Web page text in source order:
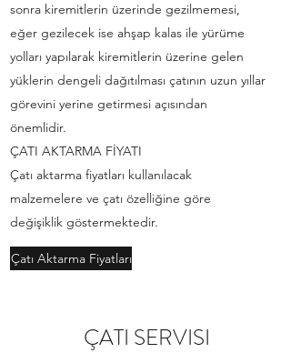
sonra kiremitlerin üzerinde gezilmemesi,
eğer gezilecek ise ahşap kalas ile yürüme
yolları yapılarak kiremitlerin üzerine gelen
yüklerin dengeli dağıtılması çatının uzun yıllar
görevini yerine getirmesi açısından
önemlidir.
ÇATI AKTARMA FİYATI
Çatı aktarma fiyatları kullanılacak
malzemelere ve çatı özelliğine göre
değişiklik göstermektedir.
Çatı Aktarma Fiyatları
ÇATI SERVISI